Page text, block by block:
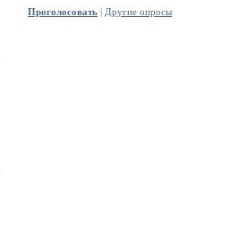
Проголосовать | Другие опросы